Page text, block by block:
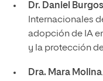
Dr. Daniel Burgos
Internacionales
adopción de IA
y la protección
Dra. Mara Molina.